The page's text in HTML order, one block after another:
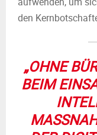
den
„OHNE
BEIM